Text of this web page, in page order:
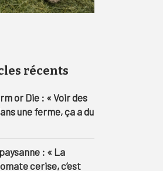
récents
or Die : « Voir des
une ferme, ça a du
: « La
cerise, c’est